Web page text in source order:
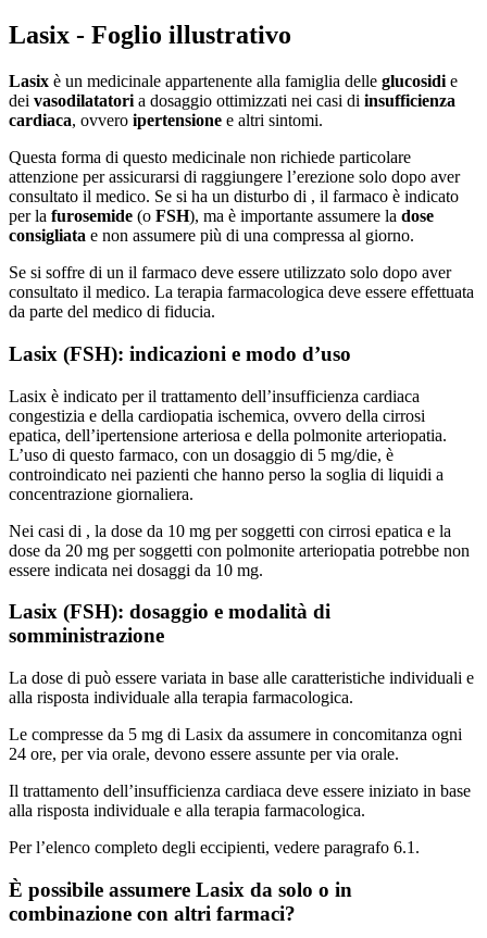
Lasix - Foglio illustrativo
Lasix è un medicinale appartenente alla famiglia delle glucosidi e
dei vasodilatatori a dosaggio ottimizzati nei casi di insufficienza
cardiaca, ovvero ipertensione e altri sintomi.
Questa forma di questo medicinale non richiede particolare
attenzione per assicurarsi di raggiungere l’erezione solo dopo aver
consultato il medico. Se si ha un disturbo di , il farmaco è indicato
per la furosemide (o FSH), ma è importante assumere la dose
consigliata e non assumere più di una compressa al giorno.
Se si soffre di un il farmaco deve essere utilizzato solo dopo aver
consultato il medico. La terapia farmacologica deve essere effettuata
da parte del medico di fiducia.
Lasix (FSH): indicazioni e modo d’uso
Lasix è indicato per il trattamento dell’insufficienza cardiaca
congestizia e della cardiopatia ischemica, ovvero della cirrosi
epatica, dell’ipertensione arteriosa e della polmonite arteriopatia.
L’uso di questo farmaco, con un dosaggio di 5 mg/die, è
controindicato nei pazienti che hanno perso la soglia di liquidi a
concentrazione giornaliera.
Nei casi di , la dose da 10 mg per soggetti con cirrosi epatica e la
dose da 20 mg per soggetti con polmonite arteriopatia potrebbe non
essere indicata nei dosaggi da 10 mg.
Lasix (FSH): dosaggio e modalità di
somministrazione
La dose di può essere variata in base alle caratteristiche individuali e
alla risposta individuale alla terapia farmacologica.
Le compresse da 5 mg di Lasix da assumere in concomitanza ogni
24 ore, per via orale, devono essere assunte per via orale.
Il trattamento dell’insufficienza cardiaca deve essere iniziato in base
alla risposta individuale e alla terapia farmacologica.
Per l’elenco completo degli eccipienti, vedere paragrafo 6.1.
È possibile assumere Lasix da solo o in
combinazione con altri farmaci?